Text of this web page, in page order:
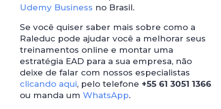
Udemy Business no Brasil.
Se você quiser saber mais sobre como a
Raleduc pode ajudar você a melhorar seus
treinamentos online e montar uma
estratégia EAD para a sua empresa, não
deixe de falar com nossos especialistas
clicando aqui, pelo telefone +55 61 3051 1366
ou manda um WhatsApp.